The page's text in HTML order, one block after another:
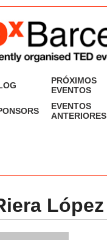
PRÓXIMOS
EVENTOS
EVENTOS
ANTERIORES
López